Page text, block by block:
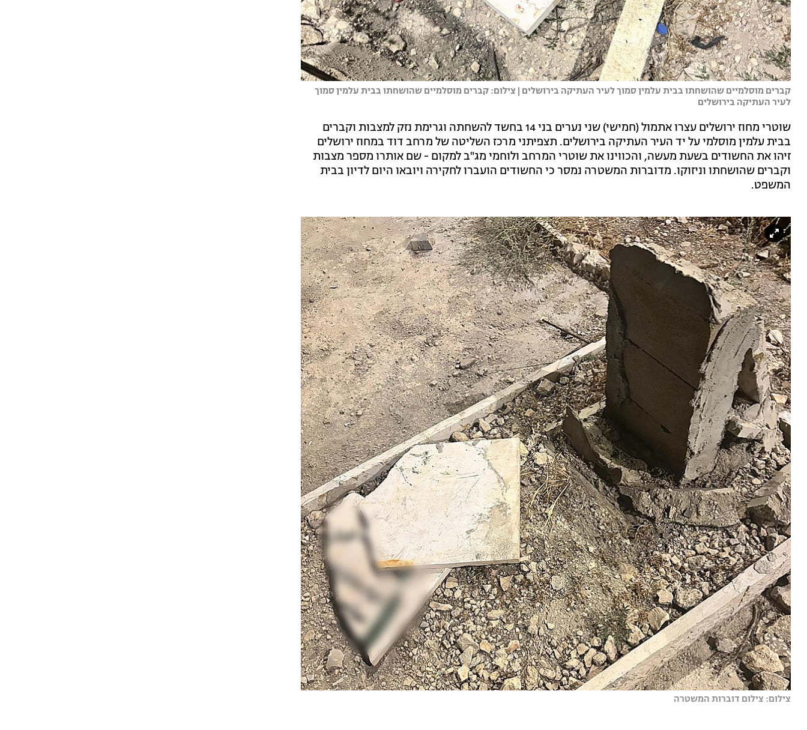
קברים מוסלמיים שהושחתו בבית עלמין סמוך לעיר העתיקה בירושלים | צילום: קברים מוסלמיים שהושחתו בבית עלמין סמוך
לעיר העתיקה בירושלים
שוטרי מחוז ירושלים עצרו אתמול (חמישי) שני נערים בני 14 בחשד להשחתה וגרימת נזק למצבות וקברים
בבית עלמין מוסלמי על יד העיר העתיקה בירושלים. תצפיתני מרכז השליטה של מרחב דוד במחוז ירושלים
זיהו את החשודים בשעת מעשה, והכווינו את שוטרי המרחב ולוחמי מג"ב למקום - שם אותרו מספר מצבות
וקברים שהושחתו וניזוקו. מדוברות המשטרה נמסר כי החשודים הועברו לחקירה ויובאו היום לדיון בבית
המשפט.
צילום: צילום דוברות המשטרה